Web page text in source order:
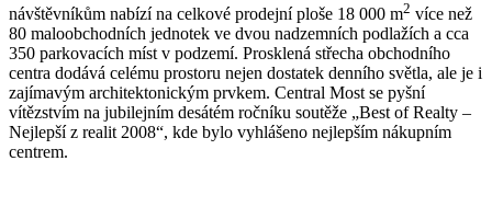
návštěvníkům nabízí na celkové prodejní ploše 18 000 m2 více než
80 maloobchodních jednotek ve dvou nadzemních podlažích a cca
350 parkovacích míst v podzemí. Prosklená střecha obchodního
centra dodává celému prostoru nejen dostatek denního světla, ale je i
zajímavým architektonickým prvkem. Central Most se pyšní
vítězstvím na jubilejním desátém ročníku soutěže „Best of Realty –
Nejlepší z realit 2008“, kde bylo vyhlášeno nejlepším nákupním
centrem.